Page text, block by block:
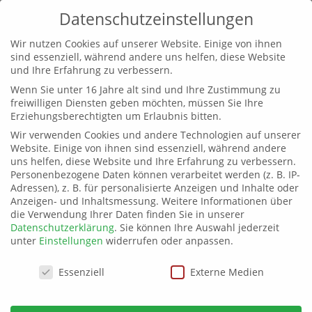
Datenschutzeinstellungen
Wir nutzen Cookies auf unserer Website. Einige von ihnen
sind essenziell, während andere uns helfen, diese Website
und Ihre Erfahrung zu verbessern.
Wenn Sie unter 16 Jahre alt sind und Ihre Zustimmung zu
freiwilligen Diensten geben möchten, müssen Sie Ihre
Erziehungsberechtigten um Erlaubnis bitten.
Wir verwenden Cookies und andere Technologien auf unserer
Website. Einige von ihnen sind essenziell, während andere
uns helfen, diese Website und Ihre Erfahrung zu verbessern.
Personenbezogene Daten können verarbeitet werden (z. B. IP-
Adressen), z. B. für personalisierte Anzeigen und Inhalte oder
Anzeigen- und Inhaltsmessung. Weitere Informationen über
die Verwendung Ihrer Daten finden Sie in unserer
Datenschutzerklärung. Sie können Ihre Auswahl jederzeit
unter Einstellungen widerrufen oder anpassen.
Datenschutzeinstellungen
Essenziell Externe Medien